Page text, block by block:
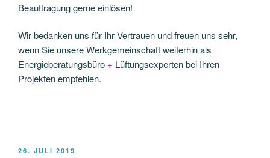
Beauftragung gerne einlösen!
Wir bedanken uns für Ihr Vertrauen und freuen uns sehr,
wenn Sie unsere Werkgemeinschaft weiterhin als
Energieberatungsbüro+ Lüftungsexperten bei Ihren
Projekten empfehlen.
VERÖFFENTLICHT
26. JULI 2019